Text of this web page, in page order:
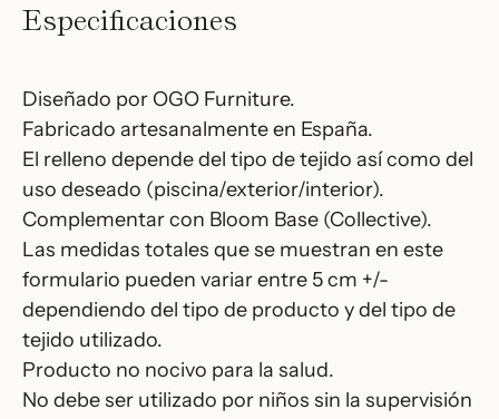
Especificaciones
Diseñado por OGO Furniture.
Fabricado artesanalmente en España.
El relleno depende del tipo de tejido así como del
uso deseado (piscina/exterior/interior).
Complementar con Bloom Base (Collective).
Las medidas totales que se muestran en este
formulario pueden variar entre 5 cm +/-
dependiendo del tipo de producto y del tipo de
tejido utilizado.
Producto no nocivo para la salud.
No debe ser utilizado por niños sin la supervisión